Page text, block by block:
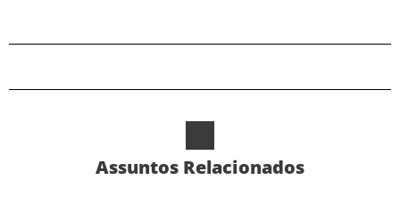
Assuntos Relacionados